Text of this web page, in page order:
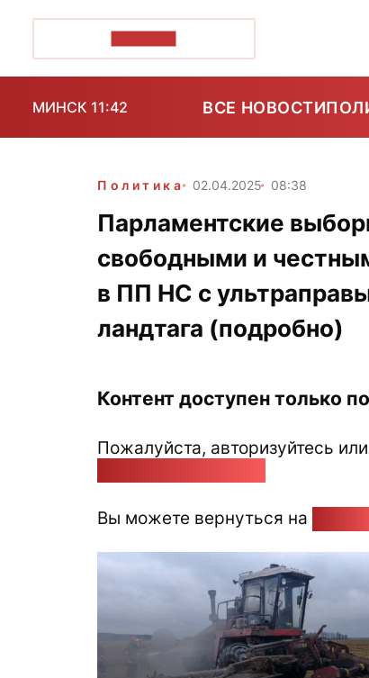
МИНСК 11:42 ВСЕ НОВОСТИ
Политика 02.04.2025 08:38
Парламентские
свободными и
в ПП НС с
ландтага (подробно)
Контент доступен только
Пожалуйста, авторизуйтесь
Вы можете вернуться на